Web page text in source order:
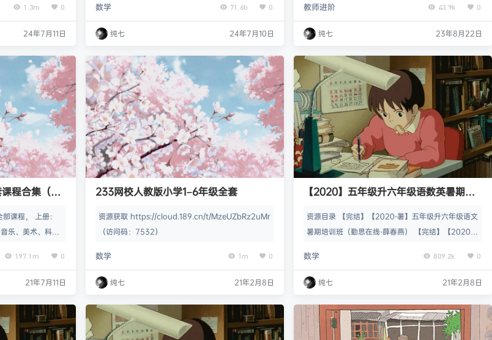
1.3m 0
24年7月11日
衔接新知识。 每天练习量适中，注重知识清单、复习
巩固、知识衔接和自测练习四大模块，帮助学生夯实
好充分准备。 本册书设有28天，共4周的学习内容，
1~3周为巩固复习，第4周为知识衔接。 内容涵盖学
习习惯漫画、…
数学 71.6b 0
纯七 24年7月10日
─统编版语文1-6年级上下册七彩课堂课件教案 │ ├─
统编版语文1-6年级上下册状元大课堂课件教案 │ └
-6年级上册各版本数学资源包 │ └─2023春1-6…
教师进阶 43.9k 0
纯七 23年8月22日
课程合集（语
课程， 上册：
乐、美术、科学
、科学 一年级上
上 三年级下 四
197.1m 0
21年7月11日
233网校人教版小学1–6年级全套
资源获取 https://cloud.189.cn/t/MzeUZbRz2uMr
（访问码：7532）
数学 1m 0
纯七 21年2月8日
【2020】五年级升六年级语数英暑期培
资源目录 【完结】【2020-暑】五年级升六年级语文
暑期培训班（勤思在线-薛春燕） 【完结】【2020-
崔永利） 【完结】【2020-暑】五年级升六年级数学
暑期培训班（勤思在线-邢永刚） 资源获取 https://p
提取码: 2jxd
数学 809.2k 0
纯七 21年2月8日
凄 发布圈子 🏅2027版《经纶学霸·5星数学几何模型》（7-9年级通用）（数学）